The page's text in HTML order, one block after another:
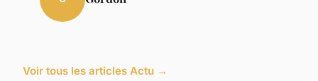
Voir tous les articles Actu →